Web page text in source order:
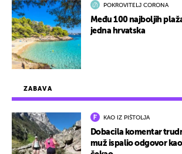
ZABAVA
KAO IZ PIŠTOLJA
Dobacila komentar
muž ispalio odgovor kao
POKROVITELJ CORONA
Među 100 najboljih
jedna hrvatska